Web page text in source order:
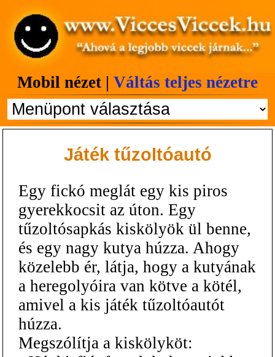
Mobil nézet | Váltás teljes nézetre
Játék tűzoltóautó
Egy fickó meglát egy kis piros
gyerekkocsit az úton. Egy
tűzoltósapkás kiskölyök ül benne,
és egy nagy kutya húzza. Ahogy
közelebb ér, látja, hogy a kutyának
a heregolyóira van kötve a kötél,
amivel a kis játék tűzoltóautót
húzza.
Megszólítja a kiskölyköt: